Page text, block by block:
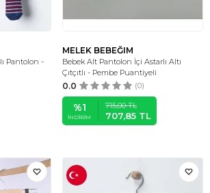
Pantolon -
MELEK BEBEĞIM
Bebek Alt Pantolon İçi Astarlı Altı
Çıtçıtlı - Pembe Puantiyeli
0.0 (0)
%1
İNDIRIM
715,00TL
707,85 TL